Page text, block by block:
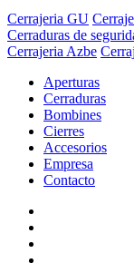
Cerrajeria GU
Cerraduras de
Cerrajeria Azbe
Aperturas
Cerraduras
Bombines
Cierres
Accesorios
Empresa
Contacto